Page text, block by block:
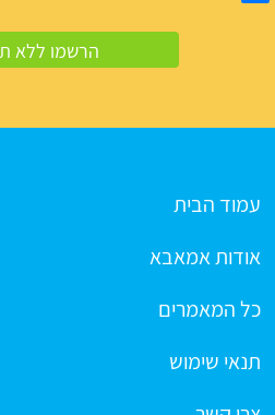
עמוד הבית
אודות אמאבא
כל המאמרים
תנאי שימוש